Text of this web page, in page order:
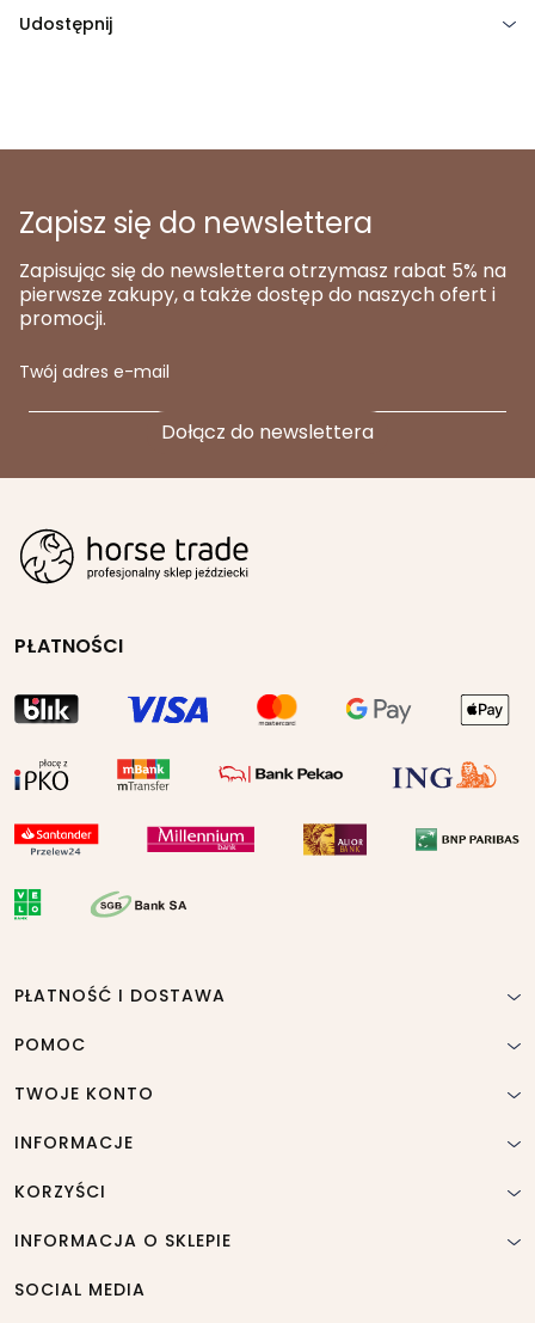
Udostępnij
Zapisz się do newslettera
Zapisując się do newslettera otrzymasz rabat 5% na
pierwsze zakupy, a także dostęp do naszych ofert i
promocji.
Twój adres e-mail
PŁATNOŚCI
PŁATNOŚĆ I DOSTAWA
POMOC
TWOJE KONTO
INFORMACJE
KORZYŚCI
INFORMACJA O SKLEPIE
SOCIAL MEDIA